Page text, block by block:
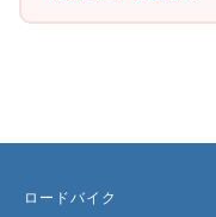
ロードバイク